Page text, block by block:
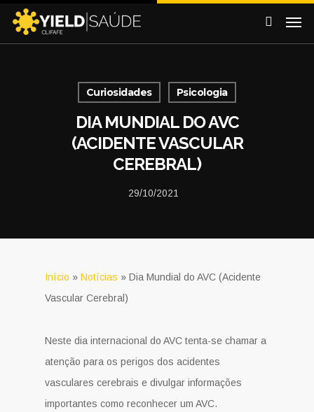
Curiosidades Psicologia
DIA MUNDIAL DO AVC
(ACIDENTE VASCULAR
CEREBRAL)
29/10/2021
Início » Notícias » Dia Mundial do AVC (Acidente
Vascular Cerebral)
Neste dia internacional do AVC tenta-se chamar a
atenção para os perigos dos acidentes
vasculares cerebrais e divulgar informações
importantes como reconhecer um AVC.